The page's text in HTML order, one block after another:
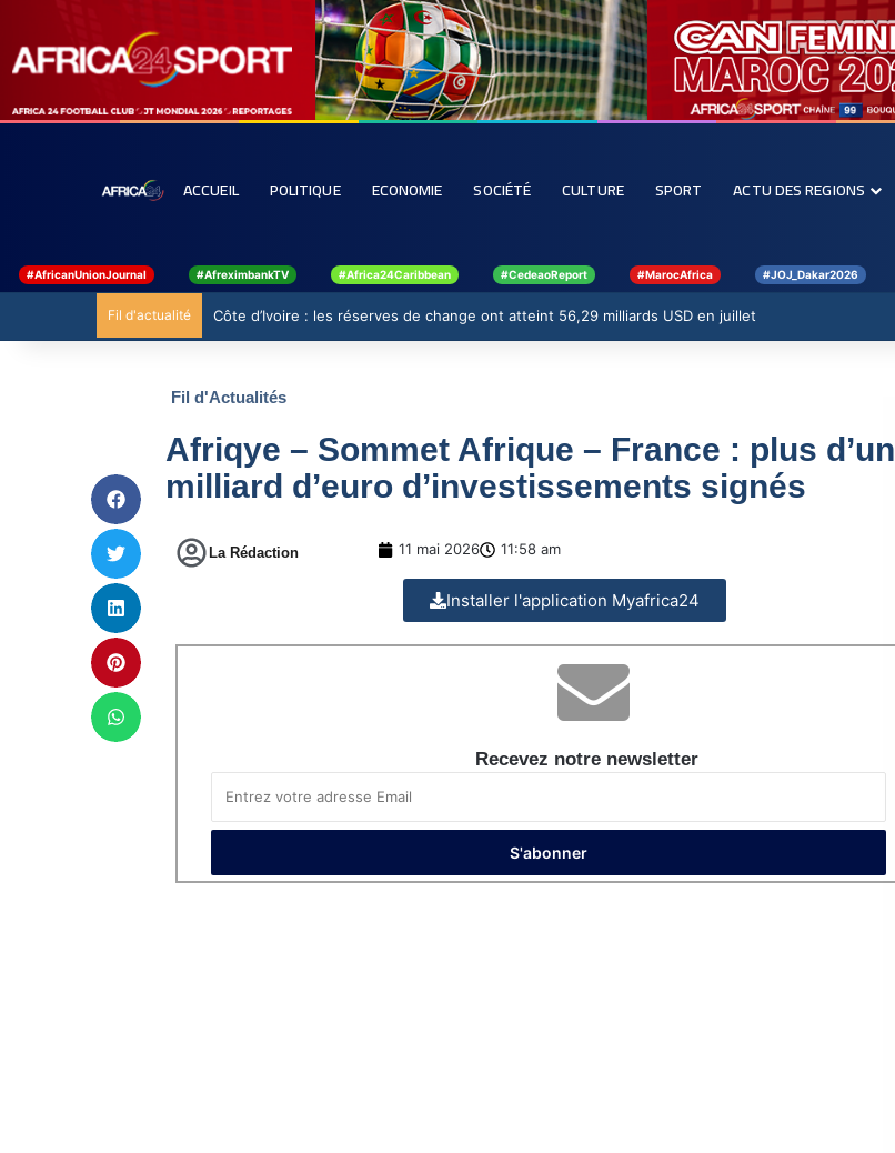
ACCUEIL POLITIQUE ECONOMIE SOCIÉTÉ CULTURE SPORT ACTU DES REGIONS
#AfricanUnionJournal #AfreximbankTV #Africa24Caribbean #CedeaoReport #MarocAfrica #JOJ_Dakar2026
Fil d'actualité Côte d’Ivoire : les réserves de change ont atteint 56,29 milliards USD en juillet
Fil d'Actualités
Afriqye – Sommet Afrique – France : plus d’un
milliard d’euro d’investissements signés
La Rédaction 11 mai 2026 11:58 am
Installer l'application Myafrica24
Recevez notre newsletter